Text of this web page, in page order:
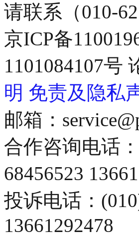
请联系（010-
京ICP备
1101084107号
明 免责及隐私
邮箱：
合作咨询电话
68456523
投诉电话：
13661292478